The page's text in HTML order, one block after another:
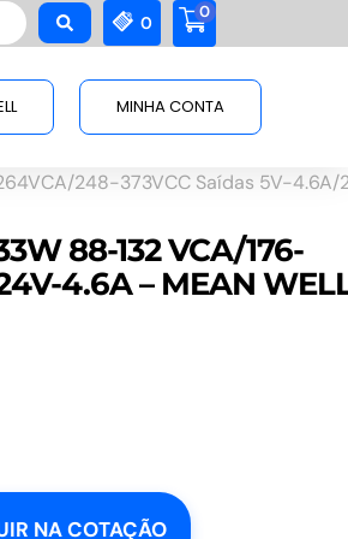
0
0
MINHA CONTA
248-373VCC Saídas 5V-
88-132 VCA/176-
4.6A – MEAN
NA COTAÇÃO